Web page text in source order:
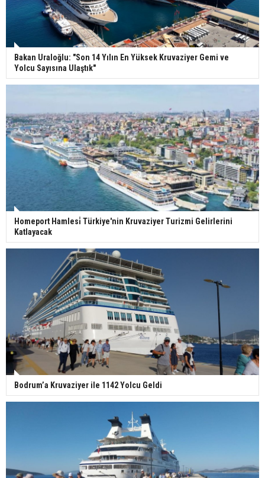
Bakan Uraloğlu: "Son 14 Yılın En Yüksek Kruvaziyer Gemi ve
Yolcu Sayısına Ulaştık"
Homeport Hamlesi̇ Türkiye'nin Kruvaziyer Turizmi Gelirlerini
Katlayacak
Bodrum’a Kruvaziyer ile 1142 Yolcu Geldi